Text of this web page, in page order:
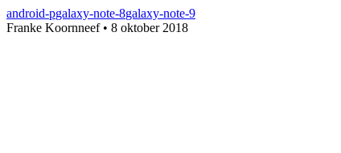
android-pgalaxy-note-8galaxy-note-9
Franke Koornneef• 8 oktober 2018